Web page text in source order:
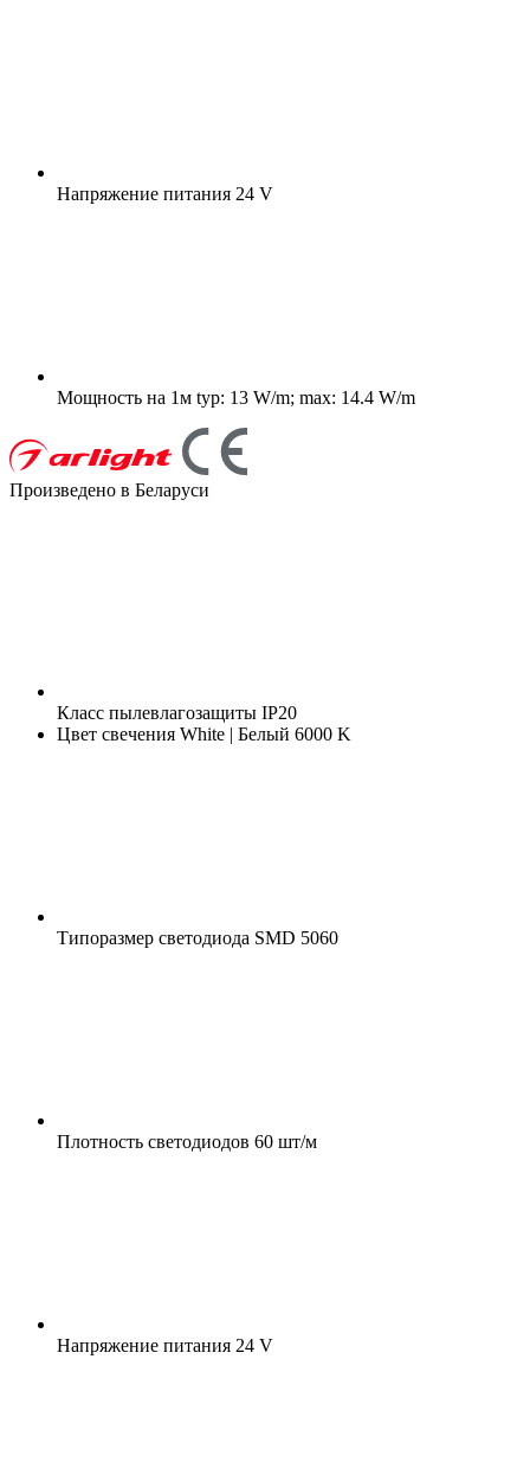
Напряжение питания 24 V
Мощность на 1м typ: 13 W/m; max: 14.4 W/m
Произведено в Беларуси
Класс пылевлагозащиты IP20
Цвет свечения White | Белый 6000 K
Типоразмер светодиода SMD 5060
Плотность светодиодов 60 шт/м
Напряжение питания 24 V